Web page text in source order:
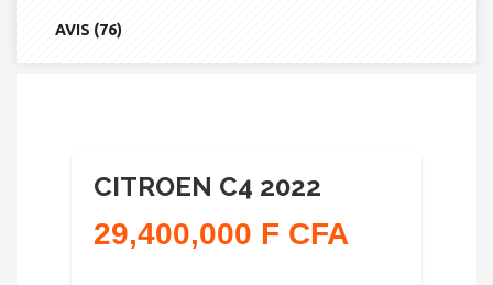
AVIS (76)
CITROEN C4 2022
29,400,000 F CFA